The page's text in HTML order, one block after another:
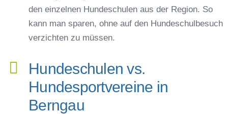
den einzelnen Hundeschulen aus der Region. So
kann man sparen, ohne auf den Hundeschulbesuch
verzichten zu müssen.
Hundeschulen vs.
Hundesportvereine in
Berngau